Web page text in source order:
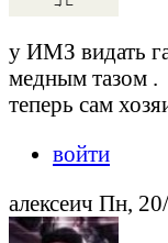
у ИМЗ видать
медным тазом .
теперь сам
войти
алексеич Пн,